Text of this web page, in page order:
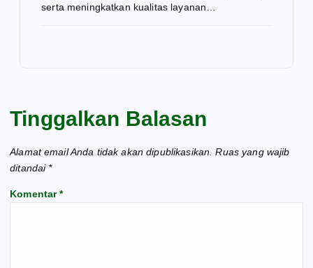
serta meningkatkan kualitas layanan…
Tinggalkan Balasan
Alamat email Anda tidak akan dipublikasikan. Ruas yang wajib
ditandai *
Komentar*